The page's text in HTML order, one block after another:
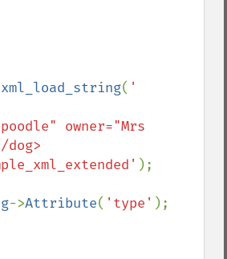
( '
dog>
);
->Attribute( 'type' );